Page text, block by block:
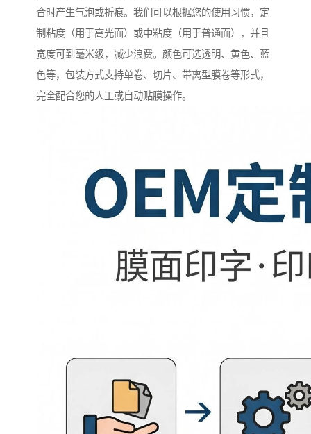
合时产生气泡或折痕。我们可以根据您的使用习惯，定
制粘度（用于高光面）或中粘度（用于普通面），并且
宽度可到毫米级，减少浪费。颜色可选透明、黄色、蓝
色等，包装方式支持单卷、切片、带离型膜卷等形式，
完全配合您的人工或自动贴膜操作。